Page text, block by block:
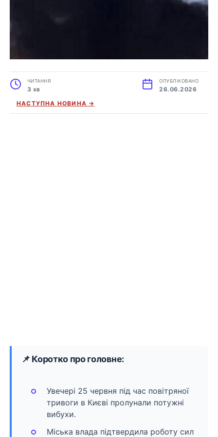
ЧИТАННЯ
3 хв
ОПУБЛІКОВАНО
26.06.2026
НАСТУПНА НОВИНА →
📌 Коротко про головне:
Увечері 25 червня під час повітряної
тривоги в Києві пролунали потужні
вибухи.
Міська влада підтвердила роботу сил